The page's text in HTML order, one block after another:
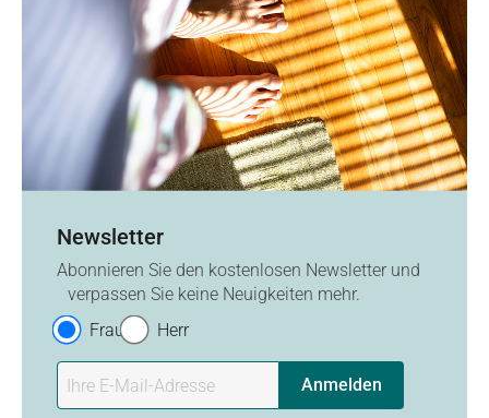
Newsletter
Abonnieren Sie den kostenlosen Newsletter und
verpassen Sie keine Neuigkeiten mehr.
Frau
Herr
Anmelden